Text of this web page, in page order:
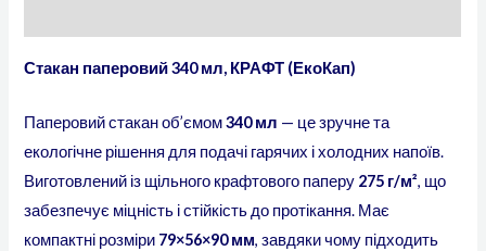
Стакан паперовий 340 мл, КРАФТ (ЕкоКап)
Паперовий стакан об’ємом340 мл — це зручне та
екологічне рішення для подачі гарячих і холодних напоїв.
Виготовлений із щільного крафтового паперу 275 г/м², що
забезпечує міцність і стійкість до протікання. Має
компактні розміри 79×56×90 мм, завдяки чому підходить